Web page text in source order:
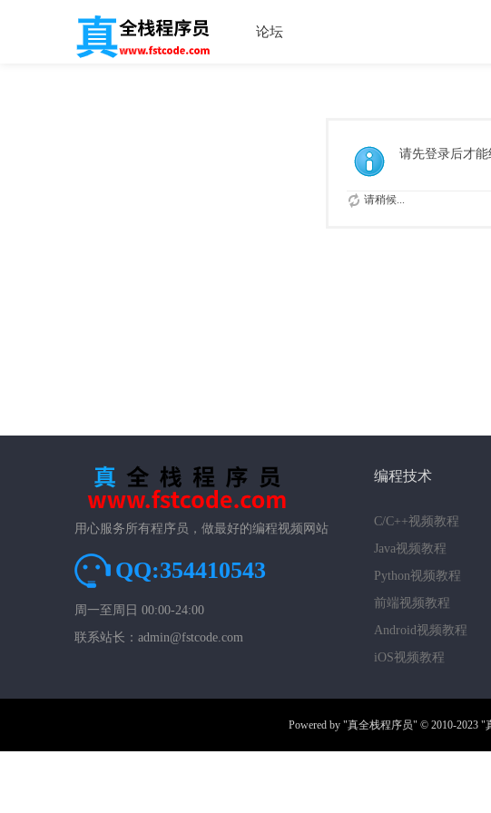
论坛
请先登录后才
请稍候...
用心服务所有程序员，做最好的编程视频网站
QQ:354410543
周一至周日 00:00-24:00
联系站长：admin@fstcode.com
编程技术
C/C++视频教程
Java视频教程
Python视频教程
前端视频教程
Android视频教程
iOS视频教程
Powered by "真全栈程序员" © 2010-2023 "